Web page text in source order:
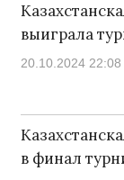
выиграла
20.10.2024 22:08
в финал